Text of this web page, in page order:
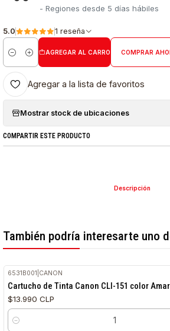
- Regiones desde 5 días hábiles
5.0 1 reseña
Cantidad
AGREGAR AL CARRO COMPRAR
Agregar a la lista de favoritos
Mostrar stock de ubicaciones
COMPARTIR ESTE PRODUCTO
Descripción
También podría interesarte uno
6531B001 CANON
Cartucho de Tinta Canon CLI-151 color
$13.990 CLP
Cantidad